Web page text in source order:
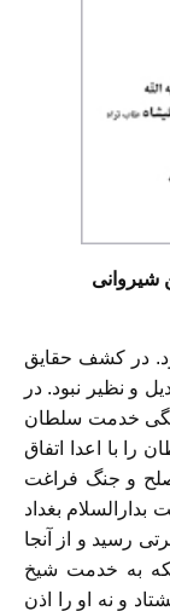
شیروانی
در کشف حقایق
و نظیر نبود. در
خدمت سلطان
را با اعدا اتفاق
صلح و جنگ فراغت
بغداد
رسید و از آنجا
به خدمت شیخ
و نه او را اذن